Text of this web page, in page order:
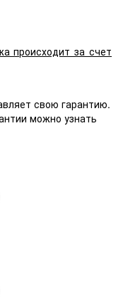
происходит за счет
свою гарантию.
можно узнать